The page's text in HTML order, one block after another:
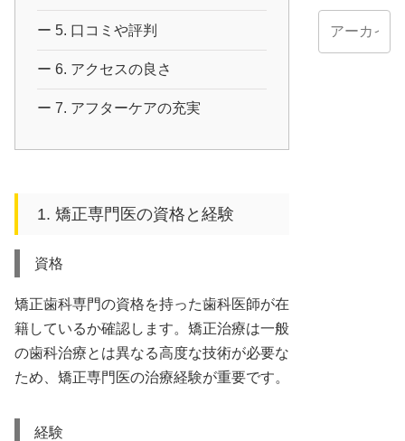
5. 口コミや評判
6. アクセスの良さ
7. アフターケアの充実
1. 矯正専門医の資格と経験
資格
矯正歯科専門の資格を持った歯科医師が在
籍しているか確認します。矯正治療は一般
の歯科治療とは異なる高度な技術が必要な
ため、矯正専門医の治療経験が重要です。
経験